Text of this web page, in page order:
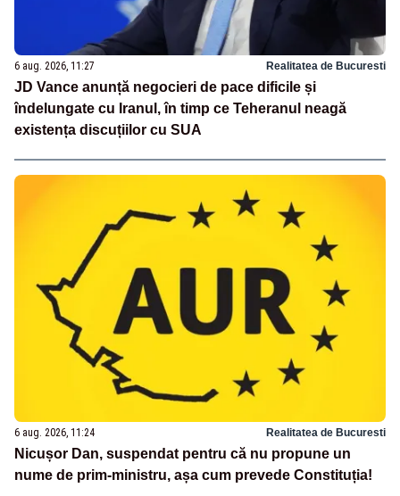
6 aug. 2026, 11:27 Realitatea de Bucuresti
JD Vance anunță negocieri de pace dificile și
îndelungate cu Iranul, în timp ce Teheranul neagă
existența discuțiilor cu SUA
6 aug. 2026, 11:24 Realitatea de Bucuresti
Nicușor Dan, suspendat pentru că nu propune un
nume de prim-ministru, așa cum prevede Constituția!